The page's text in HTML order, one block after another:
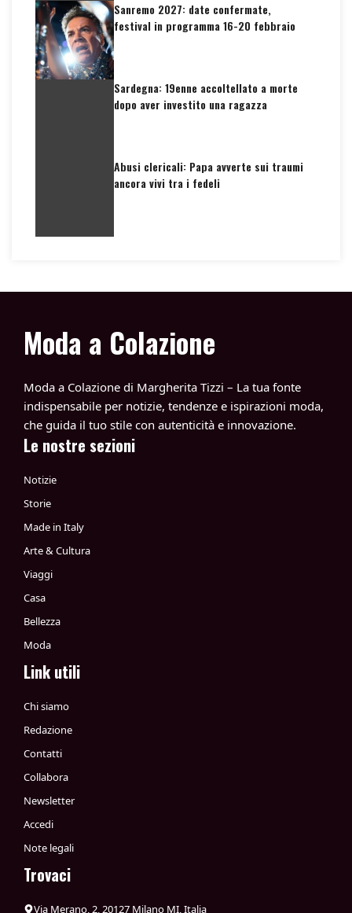
Sanremo 2027: date confermate,
festival in programma 16-20 febbraio
Sardegna: 19enne accoltellato a morte
dopo aver investito una ragazza
Abusi clericali: Papa avverte sui traumi
ancora vivi tra i fedeli
Moda a Colazione
Moda a Colazione di Margherita Tizzi – La tua fonte
indispensabile per notizie, tendenze e ispirazioni moda,
che guida il tuo stile con autenticità e innovazione.
Le nostre sezioni
Notizie
Storie
Made in Italy
Arte & Cultura
Viaggi
Casa
Bellezza
Moda
Link utili
Chi siamo
Redazione
Contatti
Collabora
Newsletter
Accedi
Note legali
Trovaci
Via Merano, 2, 20127 Milano MI, Italia